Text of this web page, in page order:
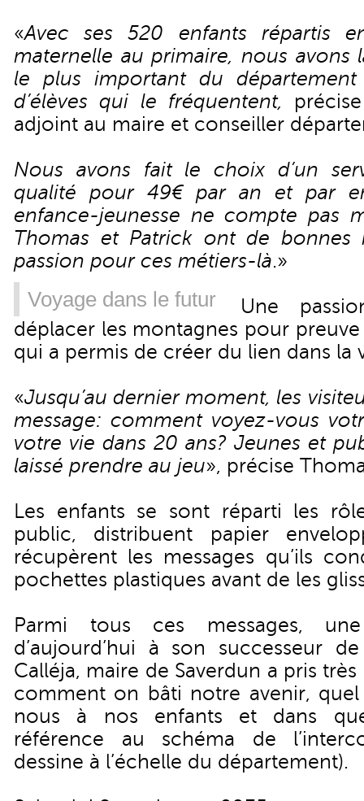
«Avec ses 520 enfants répartis
maternelle au primaire, nous avons
le plus important du
d’élèves qui le fréquentent,
adjoint au maire et conseiller
Nous avons fait le choix d’un
qualité pour 49€ par an et par
enfance-jeunesse ne compte pas
Thomas et Patrick ont de
passion pour ces métiers-là.»
Voyage dans le futur
Une
déplacer les montagnes pour
qui a permis de créer du lien dans la
«Jusqu’au dernier moment, les
message: comment voyez-vous
votre vie dans 20 ans? Jeunes et
laissé prendre au jeu», précise
Les enfants se sont réparti les
public, distribuent papier
récupèrent les messages qu’ils
pochettes plastiques avant de les
Parmi tous ces messages,
d’aujourd’hui à son successeur
Calléja, maire de Saverdun a pris
comment on bâti notre avenir, quel
nous à nos enfants et dans
référence au schéma de
dessine à l’échelle du département).